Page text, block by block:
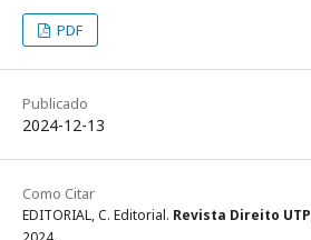
PDF
Publicado
2024-12-13
Como Citar
EDITORIAL, C. Editorial. Revista Direito UTP